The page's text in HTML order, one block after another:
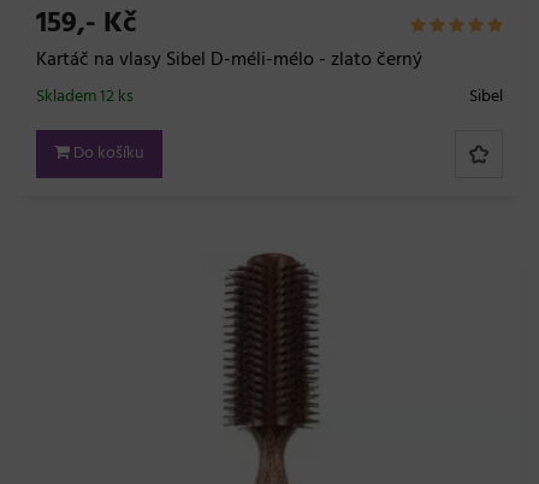
159,- Kč
Kartáč na vlasy Sibel D-méli-mélo - zlato černý
Sibel
Skladem 12 ks
Do košíku